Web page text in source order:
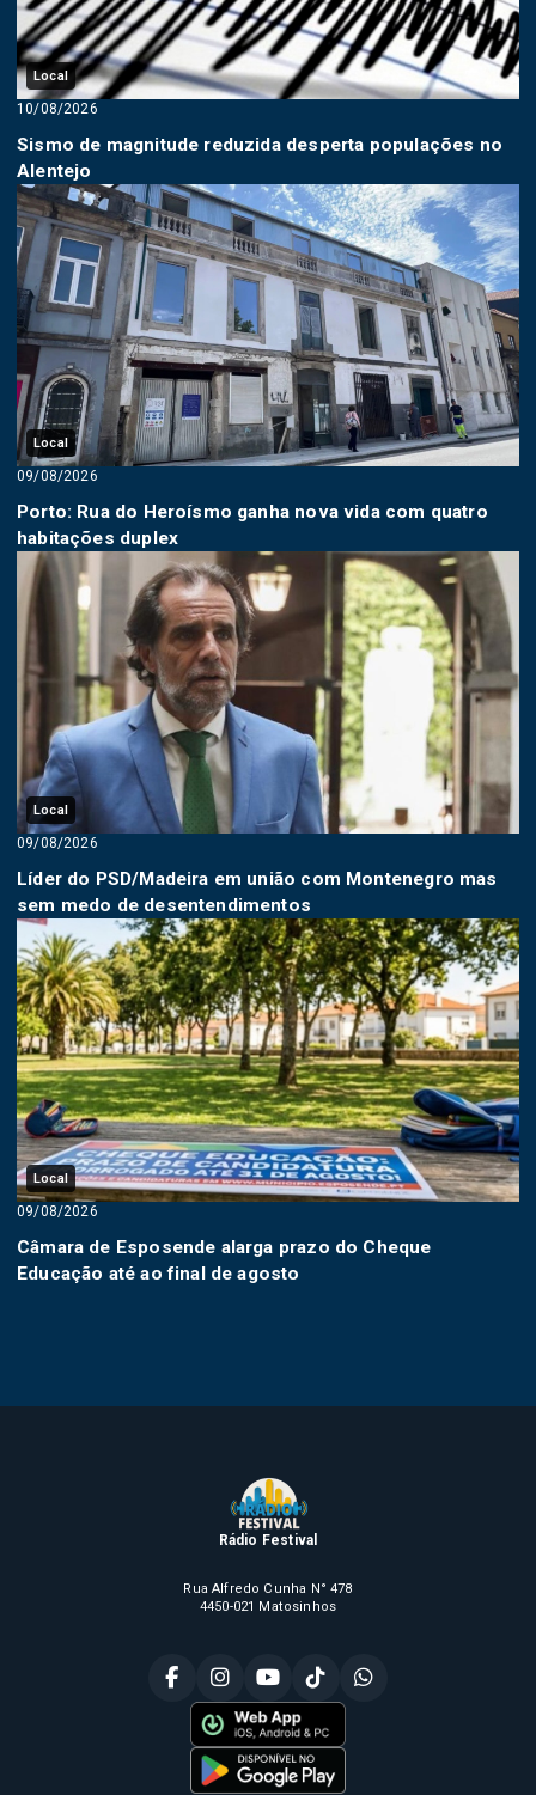
Local
10/08/2026
Sismo de magnitude reduzida desperta populações no
Alentejo
Local
09/08/2026
Porto: Rua do Heroísmo ganha nova vida com quatro
habitações duplex
Local
09/08/2026
Líder do PSD/Madeira em união com Montenegro mas
sem medo de desentendimentos
Local
09/08/2026
Câmara de Esposende alarga prazo do Cheque
Educação até ao final de agosto
Rádio Festival
Rua Alfredo Cunha N° 478
4450-021 Matosinhos